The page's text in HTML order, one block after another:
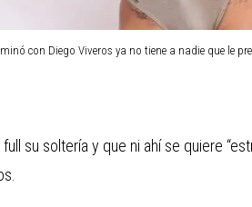
con Diego Viveros ya no tiene a nadie que le
su soltería y que ni ahí se quiere